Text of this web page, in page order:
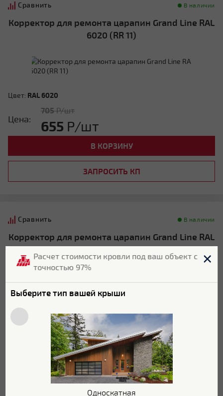
Сравнить В наличии
Корректор для ремонта царапин Grand Line RAL
6020 (RR 11)
Цвет: RAL 6020
Цена:
705Р/шт
655 Р/шт
В КОРЗИНУ
ЗАПРОСИТЬ КП
Сравнить В наличии
Корректор для ремонта царапин Grand Line RAL
9002
Цвет:
705Р/шт
655Р/шт
В КОРЗИНУ
ЗАПРОСИТЬ КП
Расчет стоимости кровли под ваш объект с
точностью 97%
Выберите тип вашей крыши
Односкатная